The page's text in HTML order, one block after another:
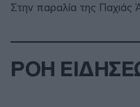
Στην παραλία της Παχιάς
ΡΟΗ